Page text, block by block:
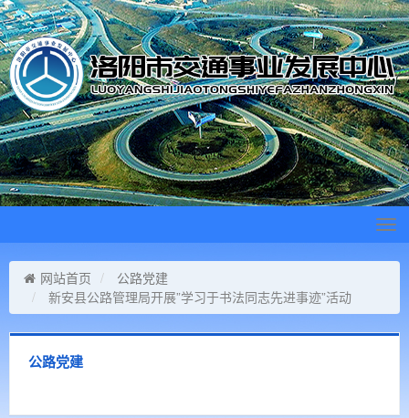
网站首页
公路党建
新安县公路管理局开展”学习于书法同志先进事迹”活动
公路党建